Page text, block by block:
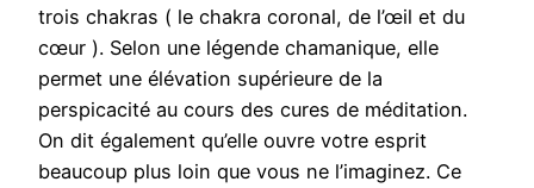
trois chakras ( le chakra coronal, de l’œil et du
cœur ). Selon une légende chamanique, elle
permet une élévation supérieure de la
perspicacité au cours des cures de méditation.
On dit également qu’elle ouvre votre esprit
beaucoup plus loin que vous ne l’imaginez. Ce